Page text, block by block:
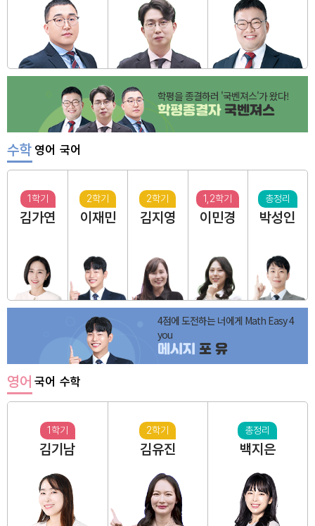
학평을 종결하러 '국벤져스'가 왔다!
학평종결자국벤져스
수학 영어 국어
1학기
김가연
2학기
이재민
2학기
김지영
1,2학기
이민경
총정리
박성인
4점에 도전하는 너에게 Math Easy 4
you
메시지 포 유
영어 국어 수학
1학기
김기남
2학기
김유진
총정리
백지은